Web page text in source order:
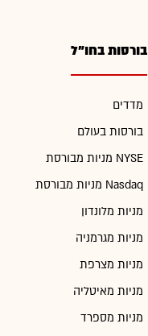
בורסות בחו"ל
מדדים
בורסות בעולם
מניות מבורסת NYSE
מניות מבורסת Nasdaq
מניות מלונדון
מניות מגרמניה
מניות מצרפת
מניות מאיטליה
מניות מספרד